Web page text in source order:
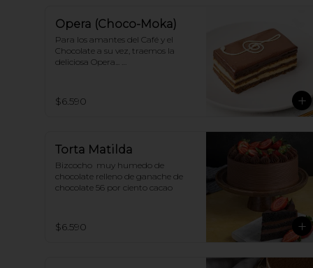
Opera (Choco-Moka)
Para los amantes del Café y el
Chocolate a su vez, traemos la
deliciosa Opera...
chocolate!
$6.590
Torta Matilda
Bizcocho  muy humedo de
chocolate relleno de ganache de
chocolate 56 por ciento cacao
$6.590